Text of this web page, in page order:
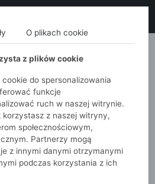
2-7 lat
- bluzka i legginsy
O plikach cookie
z plików cookie
do spersonalizowania
funkcje
ruch w naszej witrynie.
z naszej witryny,
społecznościowym,
Partnerzy mogą
z innymi danymi otrzymanymi
podczas korzystania z ich